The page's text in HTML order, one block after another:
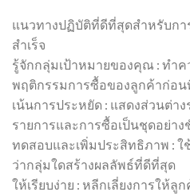
แนวทางปฏิบัติที่ดีที่สุดสำหรับก
สำเร็จ
รู้จักกลุ่มเป้าหมายของคุณ : ทำค
พฤติกรรมการซื้อของลูกค้าก่อ
เน้นการประหยัด : แสดงส่วนต่า
รายการและการซื้อเป็นชุดอย่าง
ทดสอบและเพิ่มประสิทธิภาพ : ใ
ว่ากลุ่มใดสร้างผลลัพธ์ที่ดีที่สุด
ให้เรียบง่าย : หลีกเลี่ยงการให้